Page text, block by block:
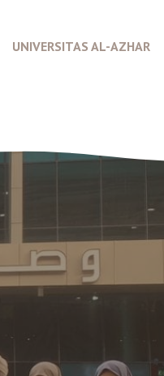
UNIVERSITAS AL-AZHAR